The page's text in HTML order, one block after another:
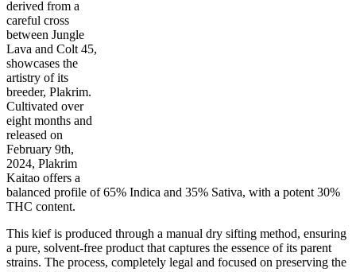
derived from a
careful cross
between Jungle
Lava and Colt 45,
showcases the
artistry of its
breeder, Plakrim.
Cultivated over
eight months and
released on
February 9th,
2024, Plakrim
Kaitao offers a
balanced profile of 65% Indica and 35% Sativa, with a potent 30%
THC content.
This kief is produced through a manual dry sifting method, ensuring
a pure, solvent-free product that captures the essence of its parent
strains. The process, completely legal and focused on preserving the